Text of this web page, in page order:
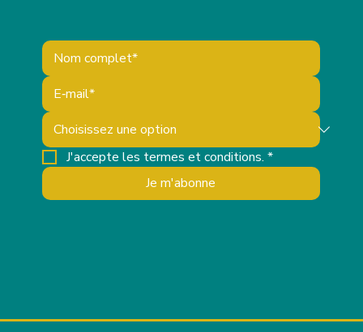
J'accepte les termes et conditions. *
Je m'abonne